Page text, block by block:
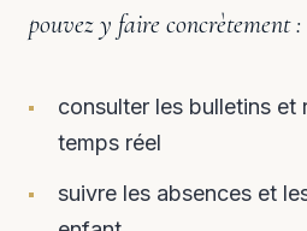
pouvez y faire concrètement :
consulter les bulletins et
temps réel
suivre les absences et